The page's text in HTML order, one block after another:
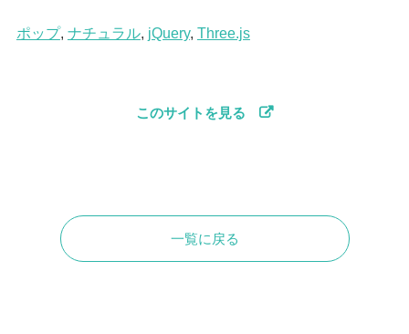
ポップ, ナチュラル, jQuery, Three.js
このサイトを見る
一覧に戻る